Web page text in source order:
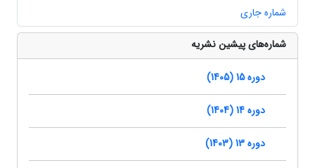
شماره جاری
شماره‌های پیشین نشریه
دوره 15 (1405)
دوره 14 (1404)
دوره 13 (1403)